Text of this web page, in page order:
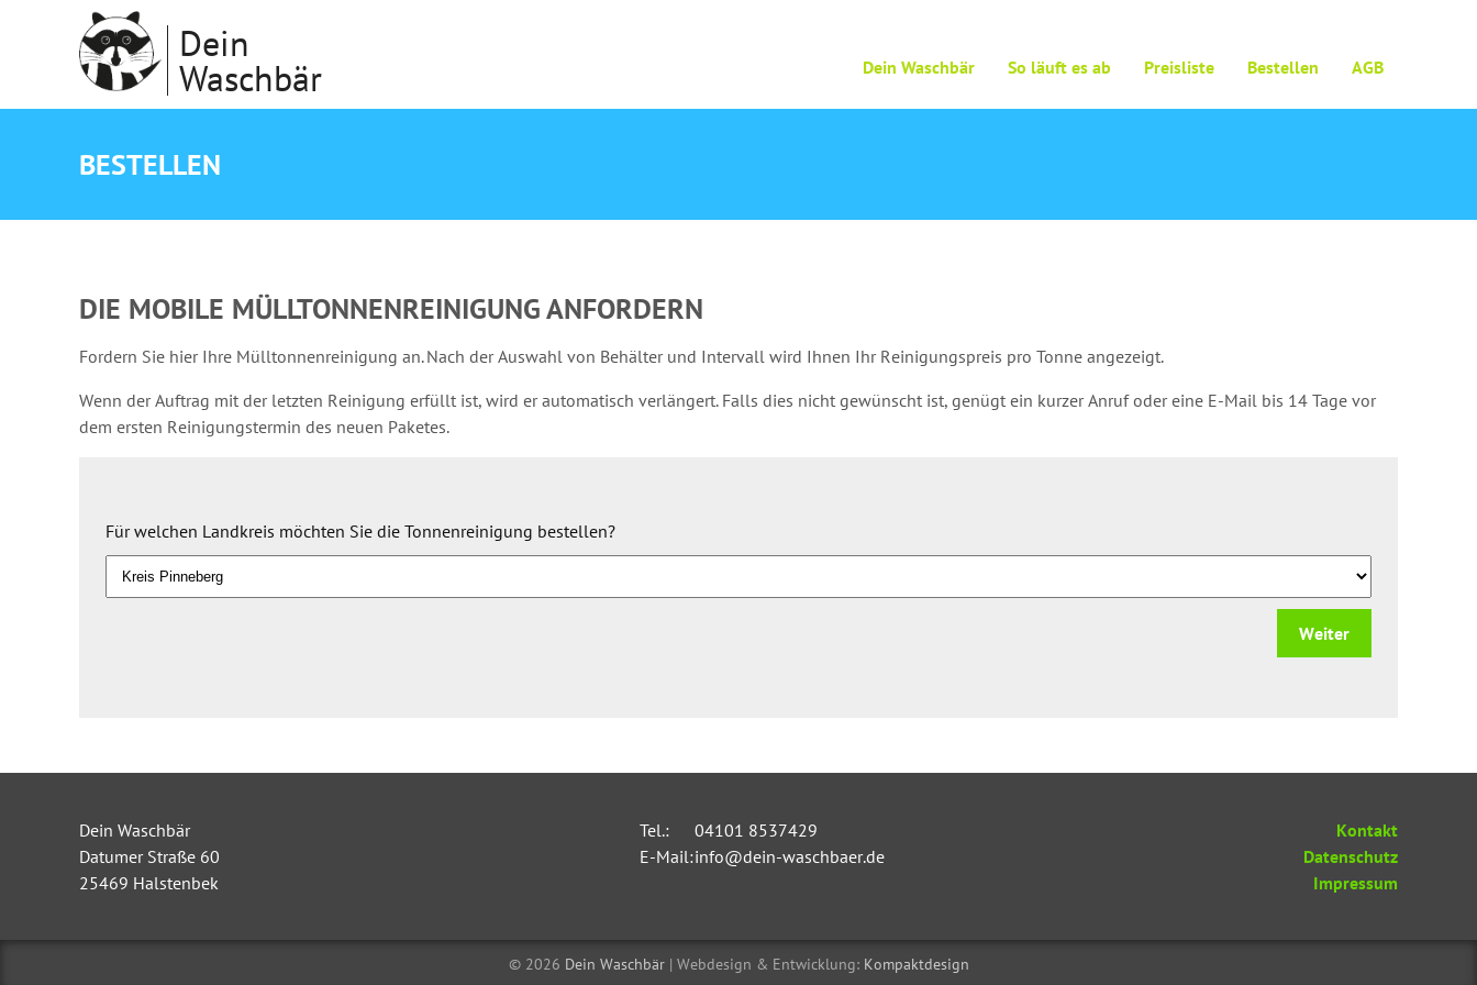
Dein
Waschbär Dein Waschbär So läuft es ab Preisliste Bestellen AGB
BESTELLEN
DIE MOBILE MÜLLTONNENREINIGUNG ANFORDERN
Fordern Sie hier Ihre Mülltonnenreinigung an. Nach der Auswahl von Behälter und Intervall wird Ihnen Ihr Reinigungspreis pro Tonne angezeigt.
Wenn der Auftrag mit der letzten Reinigung erfüllt ist, wird er automatisch verlängert. Falls dies nicht gewünscht ist, genügt ein kurzer Anruf oder eine E-Mail bis 14 Tage vor
dem ersten Reinigungstermin des neuen Paketes.
Für welchen Landkreis möchten Sie die Tonnenreinigung bestellen?
Weiter
Dein Waschbär
Datumer Straße 60
25469 Halstenbek
Tel.:
04101 8537429
E-Mail:info@dein-waschbaer.de
Kontakt
Datenschutz
Impressum
© 2026 Dein Waschbär| Webdesign & Entwicklung: Kompaktdesign